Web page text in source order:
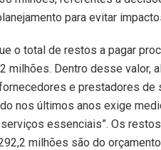
para evitar
o total de restos a pagar
milhões. Dentro desse valor,
e prestadores de
nos últimos anos exige
essenciais”. Os
milhões são do